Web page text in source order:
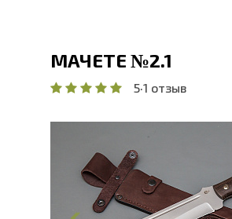
МАЧЕТЕ №2.1
5·1 отзыв
Общая длина, мм
Длина клинка, мм
Ширина клинка, мм
Толщина обуха, мм